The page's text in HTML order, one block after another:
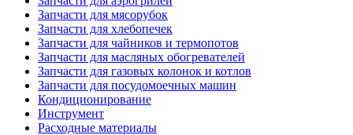
Запчасти для мясорубок
Запчасти для хлебопечек
Запчасти для чайников и термопотов
Запчасти для масляных обогревателей
Запчасти для газовых колонок и котлов
Запчасти для посудомоечных машин
Кондиционирование
Инструмент
Расходные материалы